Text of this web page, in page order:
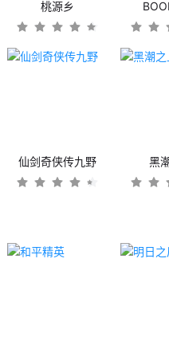
桃源乡
仙剑奇侠传九野 黑